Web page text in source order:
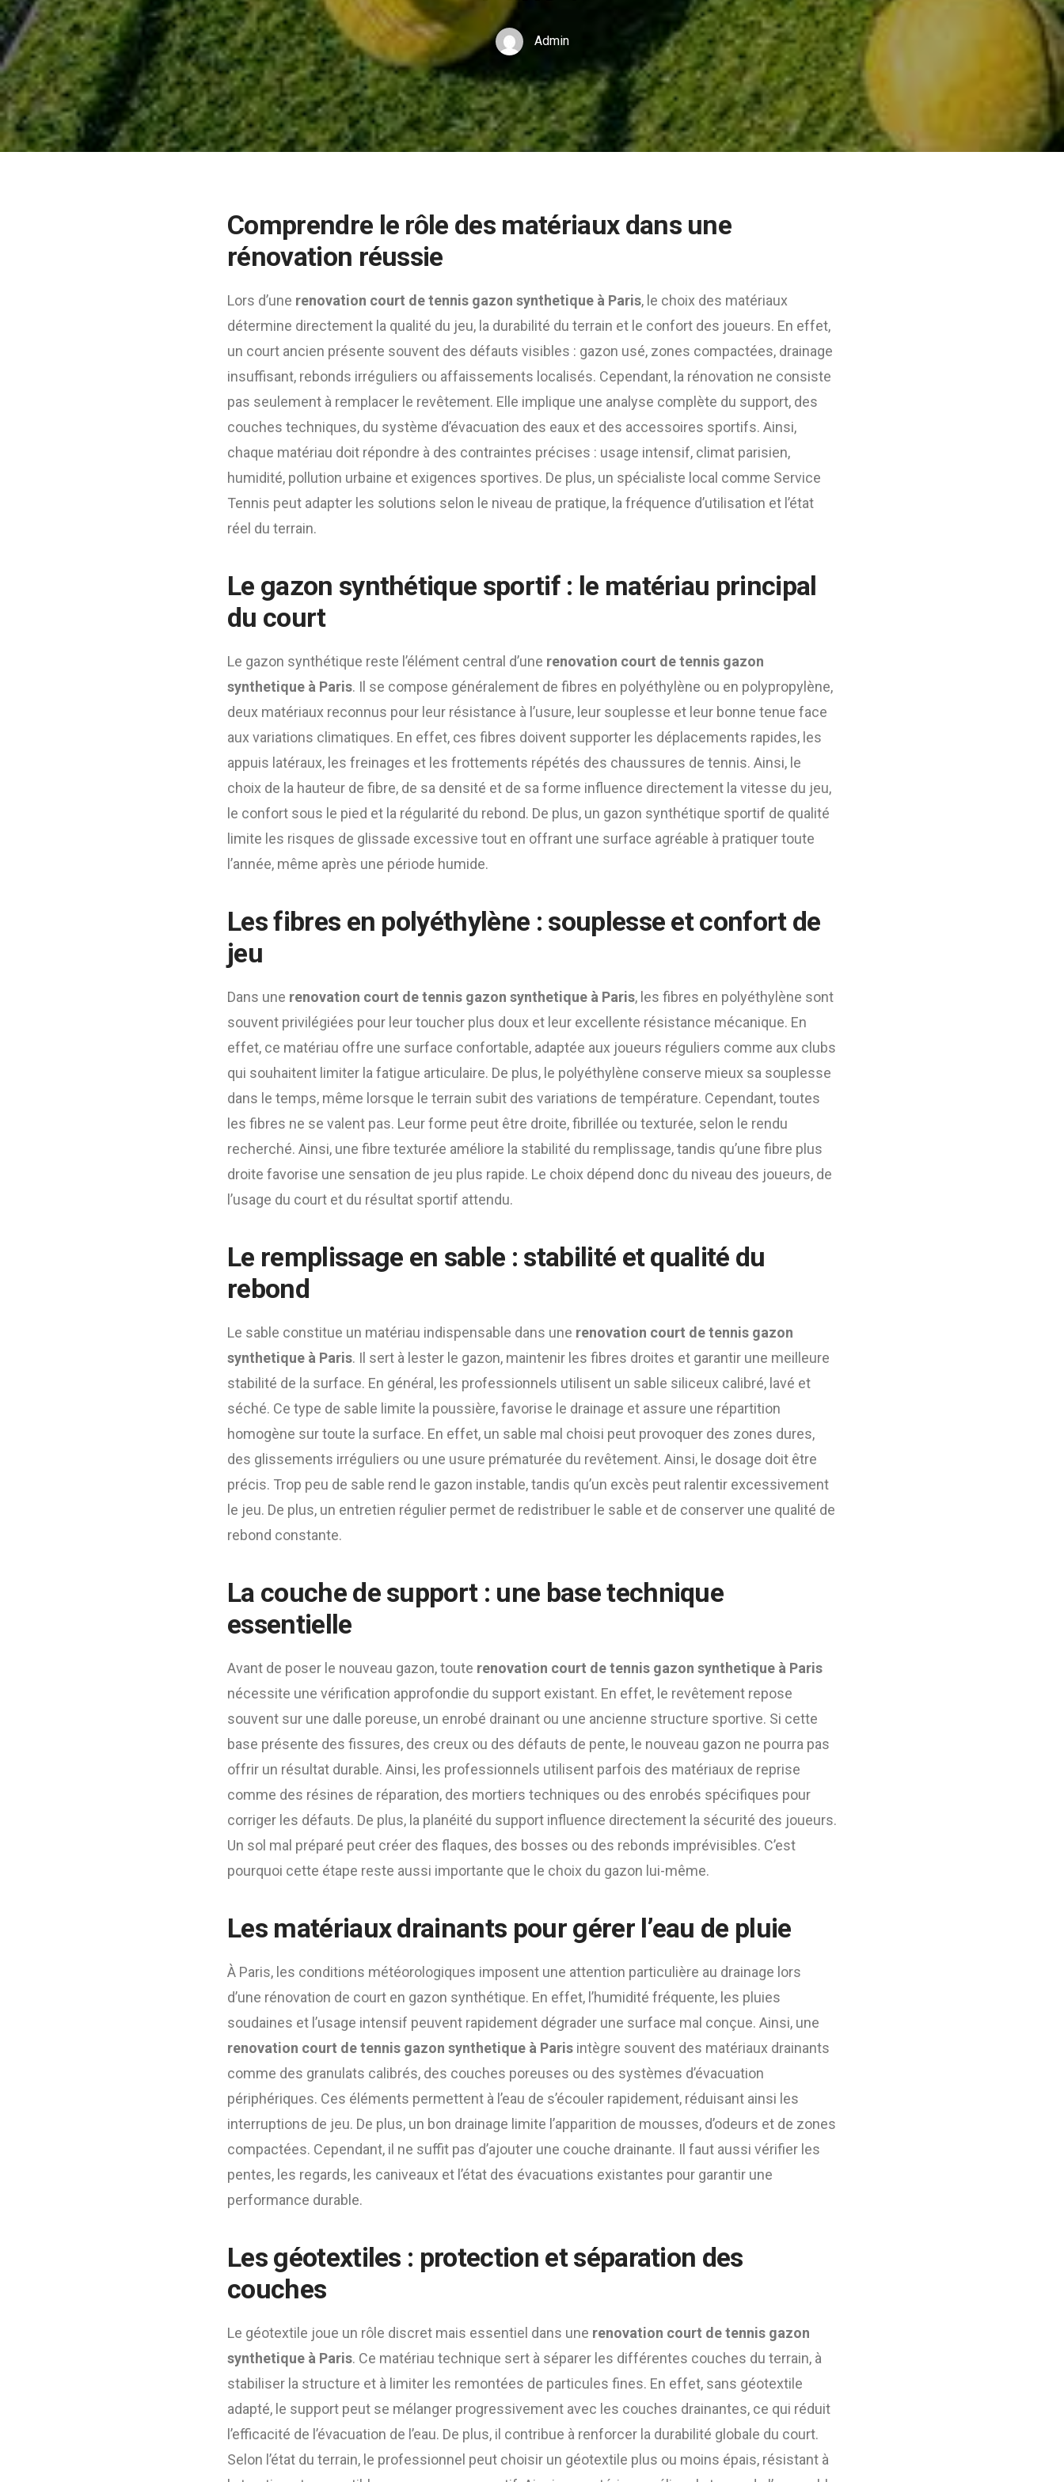
Admin
Comprendre le rôle des matériaux dans une
rénovation réussie
Lors d’une renovation court de tennis gazon synthetique à Paris, le choix des matériaux
détermine directement la qualité du jeu, la durabilité du terrain et le confort des joueurs. En effet,
un court ancien présente souvent des défauts visibles : gazon usé, zones compactées, drainage
insuffisant, rebonds irréguliers ou affaissements localisés. Cependant, la rénovation ne consiste
pas seulement à remplacer le revêtement. Elle implique une analyse complète du support, des
couches techniques, du système d’évacuation des eaux et des accessoires sportifs. Ainsi,
chaque matériau doit répondre à des contraintes précises : usage intensif, climat parisien,
humidité, pollution urbaine et exigences sportives. De plus, un spécialiste local comme Service
Tennis peut adapter les solutions selon le niveau de pratique, la fréquence d’utilisation et l’état
réel du terrain.
Le gazon synthétique sportif : le matériau principal
du court
Le gazon synthétique reste l’élément central d’une renovation court de tennis gazon
synthetique à Paris. Il se compose généralement de fibres en polyéthylène ou en polypropylène,
deux matériaux reconnus pour leur résistance à l’usure, leur souplesse et leur bonne tenue face
aux variations climatiques. En effet, ces fibres doivent supporter les déplacements rapides, les
appuis latéraux, les freinages et les frottements répétés des chaussures de tennis. Ainsi, le
choix de la hauteur de fibre, de sa densité et de sa forme influence directement la vitesse du jeu,
le confort sous le pied et la régularité du rebond. De plus, un gazon synthétique sportif de qualité
limite les risques de glissade excessive tout en offrant une surface agréable à pratiquer toute
l’année, même après une période humide.
Les fibres en polyéthylène : souplesse et confort de
jeu
Dans une renovation court de tennis gazon synthetique à Paris, les fibres en polyéthylène sont
souvent privilégiées pour leur toucher plus doux et leur excellente résistance mécanique. En
effet, ce matériau offre une surface confortable, adaptée aux joueurs réguliers comme aux clubs
qui souhaitent limiter la fatigue articulaire. De plus, le polyéthylène conserve mieux sa souplesse
dans le temps, même lorsque le terrain subit des variations de température. Cependant, toutes
les fibres ne se valent pas. Leur forme peut être droite, fibrillée ou texturée, selon le rendu
recherché. Ainsi, une fibre texturée améliore la stabilité du remplissage, tandis qu’une fibre plus
droite favorise une sensation de jeu plus rapide. Le choix dépend donc du niveau des joueurs, de
l’usage du court et du résultat sportif attendu.
Le remplissage en sable : stabilité et qualité du
rebond
Le sable constitue un matériau indispensable dans une renovation court de tennis gazon
synthetique à Paris. Il sert à lester le gazon, maintenir les fibres droites et garantir une meilleure
stabilité de la surface. En général, les professionnels utilisent un sable siliceux calibré, lavé et
séché. Ce type de sable limite la poussière, favorise le drainage et assure une répartition
homogène sur toute la surface. En effet, un sable mal choisi peut provoquer des zones dures,
des glissements irréguliers ou une usure prématurée du revêtement. Ainsi, le dosage doit être
précis. Trop peu de sable rend le gazon instable, tandis qu’un excès peut ralentir excessivement
le jeu. De plus, un entretien régulier permet de redistribuer le sable et de conserver une qualité de
rebond constante.
La couche de support : une base technique
essentielle
Avant de poser le nouveau gazon, toute renovation court de tennis gazon synthetique à Paris
nécessite une vérification approfondie du support existant. En effet, le revêtement repose
souvent sur une dalle poreuse, un enrobé drainant ou une ancienne structure sportive. Si cette
base présente des fissures, des creux ou des défauts de pente, le nouveau gazon ne pourra pas
offrir un résultat durable. Ainsi, les professionnels utilisent parfois des matériaux de reprise
comme des résines de réparation, des mortiers techniques ou des enrobés spécifiques pour
corriger les défauts. De plus, la planéité du support influence directement la sécurité des joueurs.
Un sol mal préparé peut créer des flaques, des bosses ou des rebonds imprévisibles. C’est
pourquoi cette étape reste aussi importante que le choix du gazon lui-même.
Les matériaux drainants pour gérer l’eau de pluie
À Paris, les conditions météorologiques imposent une attention particulière au drainage lors
d’une rénovation de court en gazon synthétique. En effet, l’humidité fréquente, les pluies
soudaines et l’usage intensif peuvent rapidement dégrader une surface mal conçue. Ainsi, une
renovation court de tennis gazon synthetique à Paris intègre souvent des matériaux drainants
comme des granulats calibrés, des couches poreuses ou des systèmes d’évacuation
périphériques. Ces éléments permettent à l’eau de s’écouler rapidement, réduisant ainsi les
interruptions de jeu. De plus, un bon drainage limite l’apparition de mousses, d’odeurs et de zones
compactées. Cependant, il ne suffit pas d’ajouter une couche drainante. Il faut aussi vérifier les
pentes, les regards, les caniveaux et l’état des évacuations existantes pour garantir une
performance durable.
Les géotextiles : protection et séparation des
couches
Le géotextile joue un rôle discret mais essentiel dans une renovation court de tennis gazon
synthetique à Paris. Ce matériau technique sert à séparer les différentes couches du terrain, à
stabiliser la structure et à limiter les remontées de particules fines. En effet, sans géotextile
adapté, le support peut se mélanger progressivement avec les couches drainantes, ce qui réduit
l’efficacité de l’évacuation de l’eau. De plus, il contribue à renforcer la durabilité globale du court.
Selon l’état du terrain, le professionnel peut choisir un géotextile plus ou moins épais, résistant à